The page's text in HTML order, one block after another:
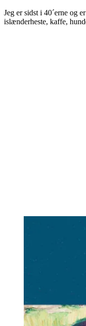
Jeg er sidst i 40´erne og
islænderheste, kaffe,